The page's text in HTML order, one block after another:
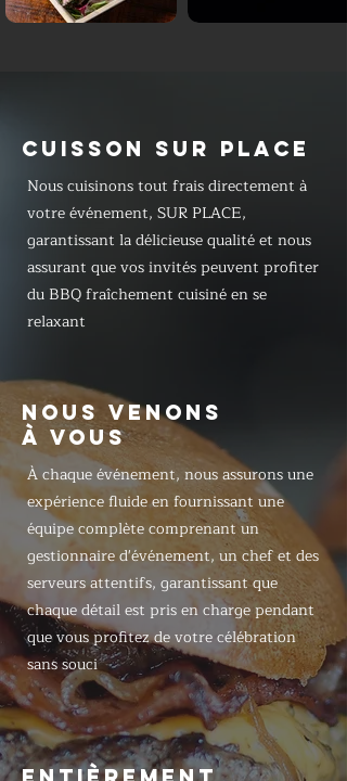
CUISSON SUR PLACE
Nous cuisinons tout frais directement à
votre événement, SUR PLACE,
garantissant la délicieuse qualité et nous
assurant que vos invités peuvent profiter
du BBQ fraîchement cuisiné en se
relaxant
NOUS VENONS
À VOUS
À chaque événement, nous assurons une
expérience fluide en fournissant une
équipe complète comprenant un
gestionnaire d'événement, un chef et des
serveurs attentifs, garantissant que
chaque détail est pris en charge pendant
que vous profitez de votre célébration
sans souci